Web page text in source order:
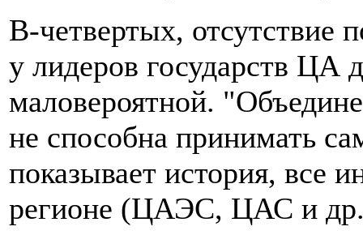
В-четвертых, отсутствие
у лидеров государств ЦА
маловероятной.
не способна принимать
показывает история, все
регионе (ЦАЭС, ЦАС и